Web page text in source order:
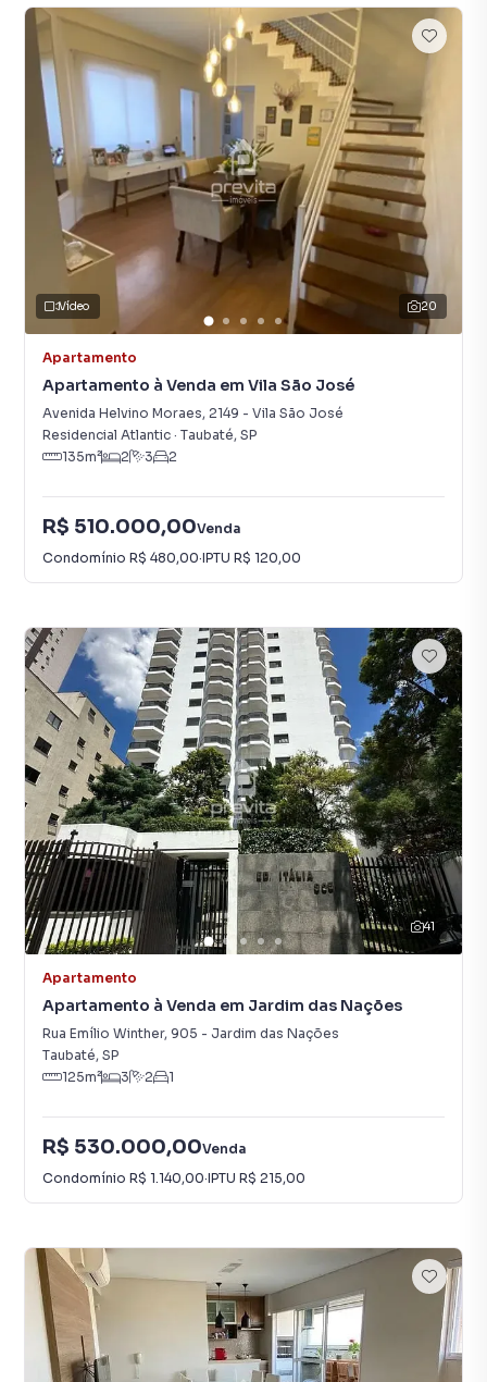
20
Vídeo
Apartamento
Apartamento à Venda em Vila São José
Avenida Helvino Moraes, 2149 - Vila São José
Residencial Atlantic · Taubaté, SP
135m² 2 3 2
R$ 510.000,00Venda
Condomínio R$ 480,00·IPTU R$ 120,00
41
Apartamento
Apartamento à Venda em Jardim das Nações
Rua Emílio Winther, 905 - Jardim das Nações
Taubaté, SP
125m² 3 2 1
R$ 530.000,00Venda
Condomínio R$ 1.140,00·IPTU R$ 215,00